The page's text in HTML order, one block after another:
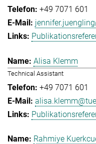
+49 7071 601
Alisa Klemm
Technical Assistant
+49 7071 601
Rahmiye